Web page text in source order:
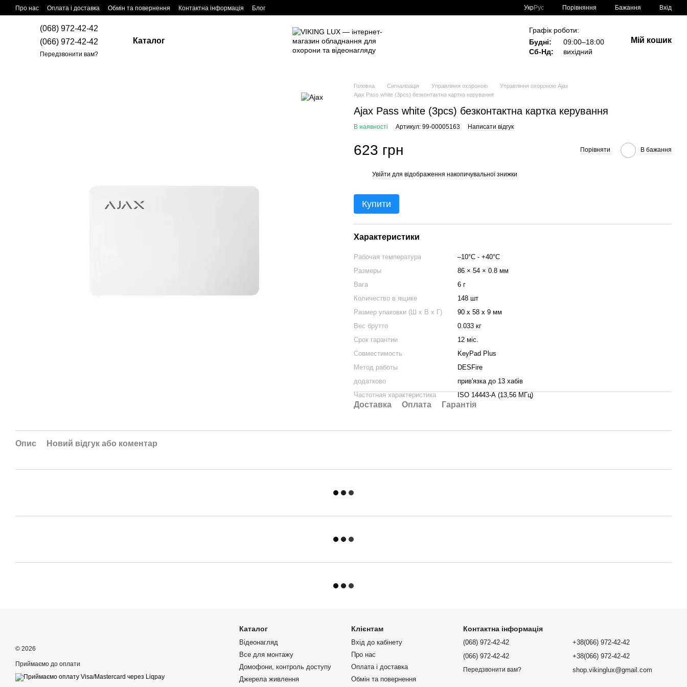
Перейти до основного контенту
Про нас Оплата і доставка Обмін та повернення Контактна інформація Блог УкрРус Порівняння Бажання Вхід
(068) 972-42-42
(066) 972-42-42
Передзвонити вам?
Каталог
Графік роботи:
Будні:
09:00–18:00
Сб-Нд:
вихідний
Мій кошик
Головна Сигналізація Управління охороною
Управління охороною Ajax
Ajax Pass white (3pcs) безконтактна картка керування
Ajax Pass white (3pcs) безконтактна картка керування
В наявності Артикул: 99-00005163 Написати відгук
623 грн Порівняти В бажання
Увійти для відображення накопичувальної знижки
Купити
Характеристики
Рабочая температура
–10°C - +40°C
Размеры
86 × 54 × 0.8 мм
Вага
6 г
Количество в ящике
148 шт
Размер упаковки (Ш х В х Г)
90 x 58 x 9 мм
Вес брутто
0.033 кг
Срок гарантии
12 міс.
Совместимость
KeyPad Plus
Метод работы
DESFire
додатково
прив'язка до 13 хабів
Частотная характеристика
ISO 14443-А (13,56 МГц)
Доставка Оплата Гарантія
Опис Новий відгук або коментар
© 2026
Приймаємо до оплати
Каталог
Відеонагляд
Все для монтажу
Домофони, контроль доступу
Джерела живлення
Клієнтам
Вхід до кабінету
Про нас
Оплата і доставка
Обмін та повернення
Контактна інформація
(068) 972-42-42
(066) 972-42-42
Передзвонити вам?
+38(066) 972-42-42
+38(066) 972-42-42
shop.vikinglux@gmail.com